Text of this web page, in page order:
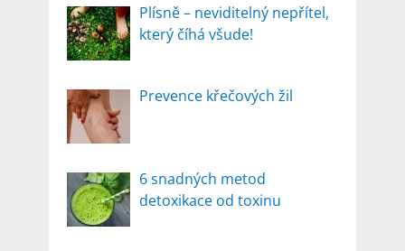
Plísně – neviditelný nepřítel,
který číhá všude!
Prevence křečových žil
6 snadných metod
detoxikace od toxinu